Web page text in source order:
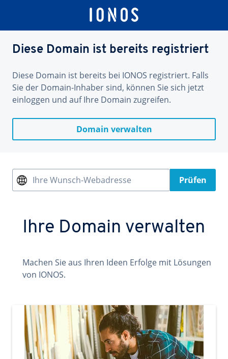
Diese Domain ist bereits registriert
Diese Domain ist bereits bei IONOS registriert. Falls
Sie der Domain-Inhaber sind, können Sie sich jetzt
einloggen und auf Ihre Domain zugreifen.
Domain verwalten
Ihre Wunsch-Webadresse Prüfen
Ihre Domain verwalten
Machen Sie aus Ihren Ideen Erfolge mit Lösungen
von IONOS.